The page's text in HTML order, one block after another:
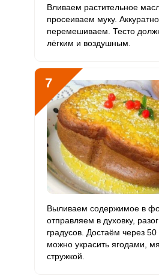
Вливаем растительное
просеиваем муку. Аккуратно
перемешиваем. Тесто
лёгким и воздушным.
7
Выливаем содержимое в
отправляем в духовку,
градусов. Достаём через 50
можно украсить ягодами,
стружкой.